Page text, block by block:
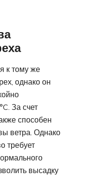
к тому же
однако он
За счет
способен
ветра. Однако
требует
высадку